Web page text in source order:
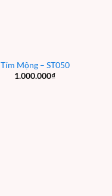
Tím Mộng – ST050
1.000.000₫